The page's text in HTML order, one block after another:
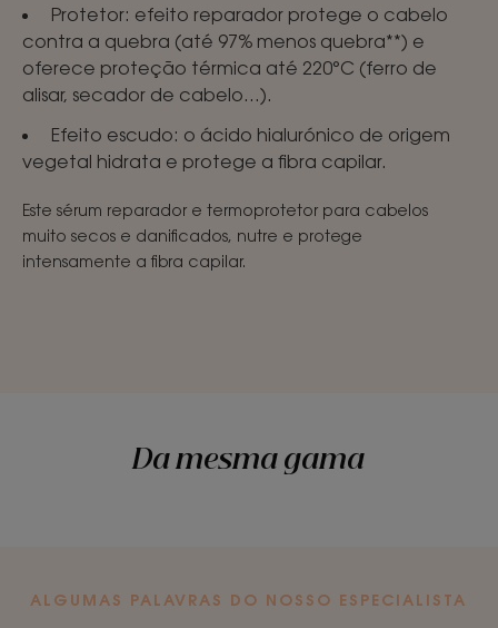
Protetor: efeito reparador protege o cabelo
contra a quebra (até 97% menos quebra**) e
oferece proteção térmica até 220°C (ferro de
alisar, secador de cabelo...).
Efeito escudo: o ácido hialurónico de origem
vegetal hidrata e protege a fibra capilar.
Este sérum reparador e termoprotetor para cabelos
muito secos e danificados, nutre e protege
intensamente a fibra capilar.
Da mesma gama
ALGUMAS PALAVRAS DO NOSSO ESPECIALISTA